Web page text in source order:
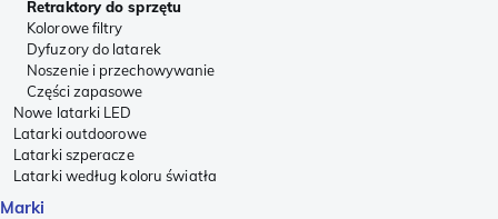
Retraktory do sprzętu
Kolorowe filtry
Dyfuzory do latarek
Noszenie i przechowywanie
Części zapasowe
Nowe latarki LED
Latarki outdoorowe
Latarki szperacze
Latarki według koloru światła
Marki